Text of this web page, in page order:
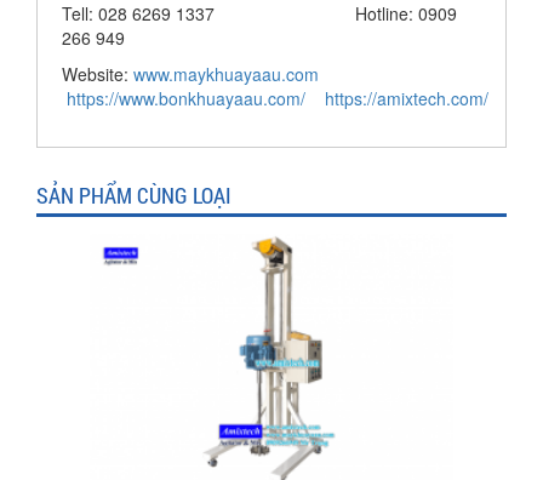
Tell: 028 6269 1337 Hotline: 0909
266 949
Website: www.maykhuayaau.com
https://www.bonkhuayaau.com/
https://amixtech.com/
SẢN PHẨM CÙNG LOẠI